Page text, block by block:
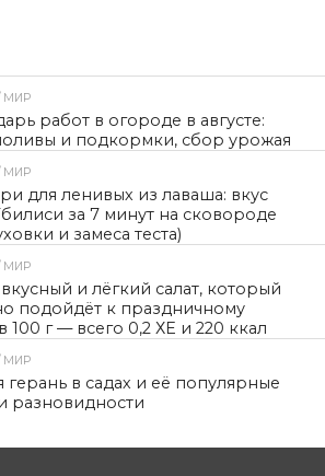
МИР
работ в огороде в августе:
и подкормки, сбор урожая
МИР
для ленивых из лаваша: вкус
за 7 минут на сковороде
и замеса теста)
МИР
и лёгкий салат, который
подойдёт к праздничному
100 г — всего 0,2 ХЕ и 220 ккал
МИР
герань в садах и её популярные
разновидности